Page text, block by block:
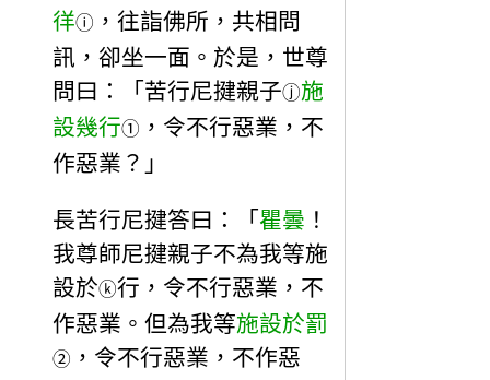
徉ⓘ ，往詣佛所，共相問
訊，卻坐一面。於是，世尊
問曰：「苦行尼揵親子ⓙ施
設幾行① ，令不行惡業，不
作惡業？」
長苦行尼揵答曰：「 瞿曇 ！
我尊師尼揵親子不為我等施
設於ⓚ行，令不行惡業，不
作惡業。但為我等施設於罰
② ，令不行惡業，不作惡